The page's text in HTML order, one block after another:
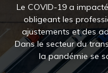
Le COVID-19 a
obligeant les
ajustements et des
Dans le secteur du
la pandémie se